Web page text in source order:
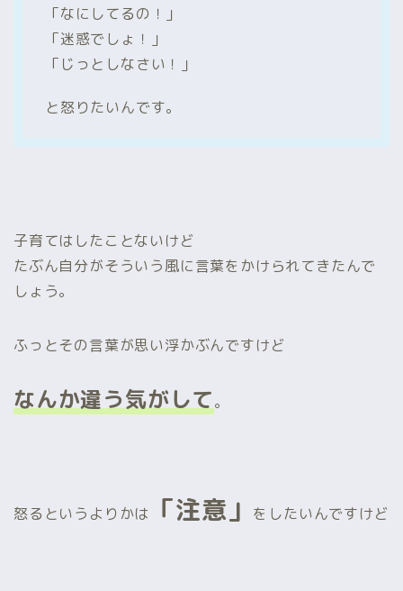
「なにしてるの！」
「迷惑でしょ！」
「じっとしなさい！」
と怒りたいんです。
子育てはしたことないけど
たぶん自分がそういう風に言葉をかけられてきたんで
しょう。
ふっとその言葉が思い浮かぶんですけど
なんか違う気がして。
怒るというよりかは 「注意」 をしたいんですけど